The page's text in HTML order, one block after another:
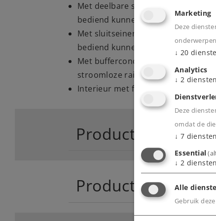
Met deelbare stroomgeleidende
bediend kunnen worden.
Met sluitseinen aan beide fronten
bediend kunnen worden.
Met buffercondensator voor het
stroomloze railsecties.
Interieur met figuren.
Product
Productinfo
Marketing
Deze
↓ 20
Analytics
↓ 2 diensten
Deze
omdat de
↓ 7 diensten
Essential
↓ 2 diensten
Alle
Gebruik